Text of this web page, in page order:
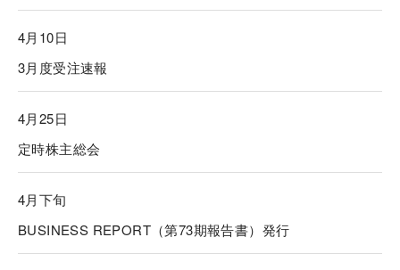
4月10日
3月度受注速報
4月25日
定時株主総会
4月下旬
BUSINESS REPORT（第73期報告書）発行